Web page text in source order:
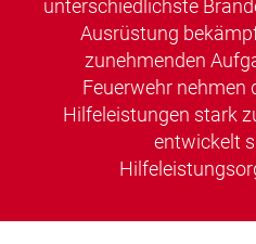
unterschiedlichste
Ausrüstung
zunehmenden
Feuerwehr nehmen
Hilfeleistungen stark
entwickelt